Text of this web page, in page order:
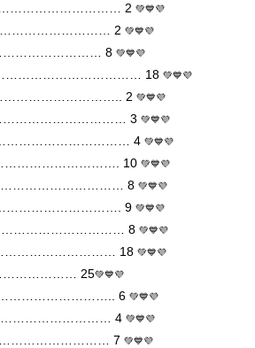
g …………………………… 2 💚💙💜
2 💚💙💜
8 💚💙💜
…………………………………… 18 💚💙💜
…………………………….. 2 💚💙💜
g …………………………… 3 💚💙💜
4 💚💙💜
10 💚💙💜
8 💚💙💜
9 💚💙💜
8 💚💙💜
18 💚💙💜
25💚💙💜
…………………………….. 6 💚💙💜
4 💚💙💜
7 💚💙💜